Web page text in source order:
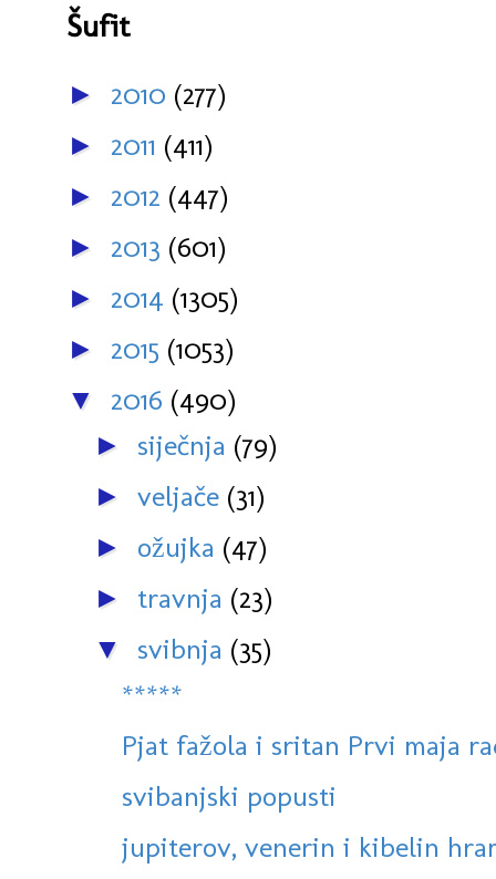
Šufit
► 2010 (277)
► 2011 (411)
► 2012 (447)
► 2013 (601)
► 2014 (1305)
► 2015 (1053)
▼ 2016 (490)
► siječnja (79)
► veljače (31)
► ožujka (47)
► travnja (23)
▼ svibnja (35)
*****
Pjat fažola i sritan Prvi maja
svibanjski popusti
jupiterov, venerin i kibelin